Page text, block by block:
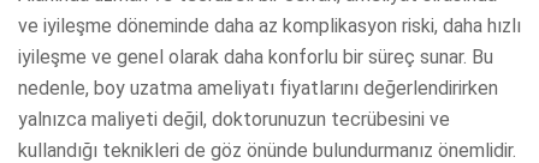
ve iyileşme döneminde daha az komplikasyon riski, daha hızlı
iyileşme ve genel olarak daha konforlu bir süreç sunar. Bu
nedenle, boy uzatma ameliyatı fiyatlarını değerlendirirken
yalnızca maliyeti değil, doktorunuzun tecrübesini ve
kullandığı teknikleri de göz önünde bulundurmanız önemlidir.